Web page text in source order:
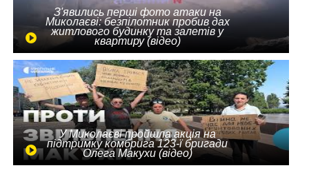
З'явились перші фото атаки на
Миколаєві: безпілотник пробив дах
житлового будинку та залетів у
квартиру (відео)
У Миколаєві пройшла акція на
підтримку комбрига 123-ї бригади
Олега Макухи (відео)